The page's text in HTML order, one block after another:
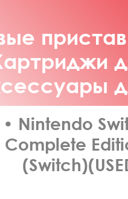
• Nintendo
Complete